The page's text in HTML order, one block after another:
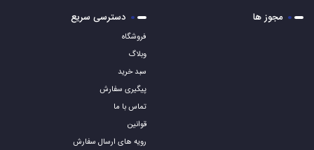
مجوز ها دسترسی سریع
فروشگاه
وبلاگ
سبد خرید
پیگیری سفارش
تماس با ما
قوانین
رویه های ارسال سفارش